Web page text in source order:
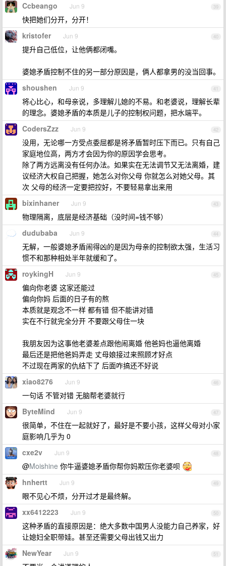
39
Ccbeango Jun 9
快把她们分开，分开！
40
kristofer Jun 9
提升自己低位，让他俩都闭嘴。
婆媳矛盾控制不住的另一部分原因是，俩人都拿男的没当回事。
41
shoushen Jun 9
将心比心，和母亲说，多理解儿媳的不易。和老婆说，理解长辈
的理念。婆媳矛盾的本质是儿子的控制权问题，把水端平。
42
CodersZzz Jun 9
没用，无论哪一方受点委屈都是将矛盾暂时压下而已。只有自己
家庭地位高，两方才会因为你的原因学会思考。
除了两方远离没有任何办法。如果实在无法调节又无法离婚，建
议经济大权自己把握，她怎么对你父母 你就怎么对她父母。其
次 父母的经济一定要把控好，不要轻易拿出来用
43
bixinhaner Jun 9
物理隔离，底层是经济基础（没时间=钱不够）
44
dudubaba Jun 9
无解，一般婆媳矛盾闹得凶的是因为母亲的控制欲太强，生活习
惯不和那种相处半年就缓和了。
45
roykingH Jun 9
偏向你老婆 这家还能过
偏向你妈 后面的日子有的熬
本质就是观念不一样 都有错 但不能讲对错
实在不行就完全分开 不要跟父母住一块
我朋友因为这事他老婆差点跟他闹离婚 他爸妈也逼他离婚
最后还是把他爸妈弄走 丈母娘接过来照顾才好点
不过现在两家的仇结下了 后面咋搞还不好说
46
xiao8276 Jun 9
一句话 不管对错 无脑帮老婆就行
47
ByteMind Jun 9
很简单，不住在一起就好了，最好是不要小孩，这样父母对小家
庭影响几乎为 0
48
cxe2v Jun 9
@Moishine 你牛逼婆媳矛盾你帮你妈欺压你老婆呗
49
hnhertt Jun 9
眼不见心不烦，分开过才是最终解。
50
xx6412223 Jun 9
这种矛盾的直接原因是：绝大多数中国男人没能力自己养家，好
让媳妇全职带娃。甚至还需要父母出钱又出力
51
NewYear Jun 9